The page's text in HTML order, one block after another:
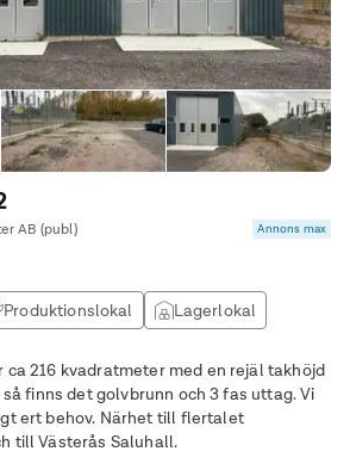
AB (publ) Annons max
Produktionslokal
Lagerlokal
rejäl takhöjd
finns det golvbrunn och 3 fas uttag. Vi
Närhet till flertalet
till Västerås Saluhall.